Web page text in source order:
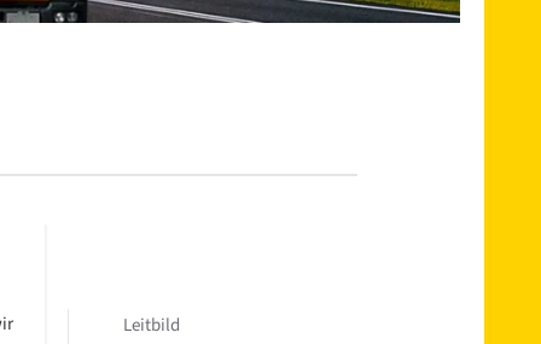
Leitbild